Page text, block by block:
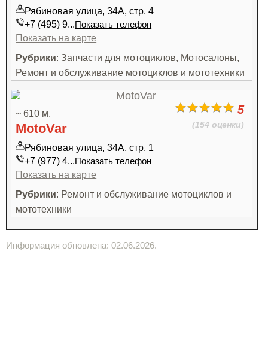
Рябиновая улица, 34А, стр. 4
+7 (495) 9...Показать телефон
Показать на карте
Рубрики: Запчасти для мотоциклов, Мотосалоны,
Ремонт и обслуживание мотоциклов и мототехники
5
(154 оценки)
~ 610 м.
MotoVar
Рябиновая улица, 34А, стр. 1
+7 (977) 4...Показать телефон
Показать на карте
Рубрики: Ремонт и обслуживание мотоциклов и
мототехники
Информация обновлена: 02.06.2026.